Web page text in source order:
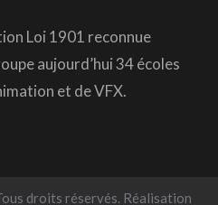
Loi 1901 reconnue
aujourd’hui 34 écoles
et de VFX.
droits réservés. Réalisation